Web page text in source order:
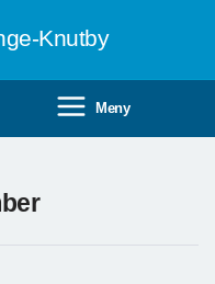
Knutby
Meny